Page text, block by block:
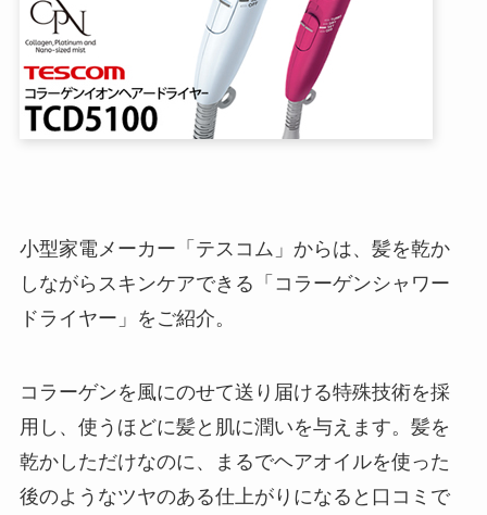
小型家電メーカー「テスコム」からは、髪を乾か
しながらスキンケアできる「コラーゲンシャワー
ドライヤー」をご紹介。
コラーゲンを風にのせて送り届ける特殊技術を採
用し、使うほどに髪と肌に潤いを与えます。髪を
乾かしただけなのに、まるでヘアオイルを使った
後のようなツヤのある仕上がりになると口コミで